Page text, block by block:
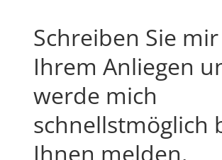
Schreiben Sie
Ihrem Anliegen
werde mich
schnellstmöglich
Ihnen melden.